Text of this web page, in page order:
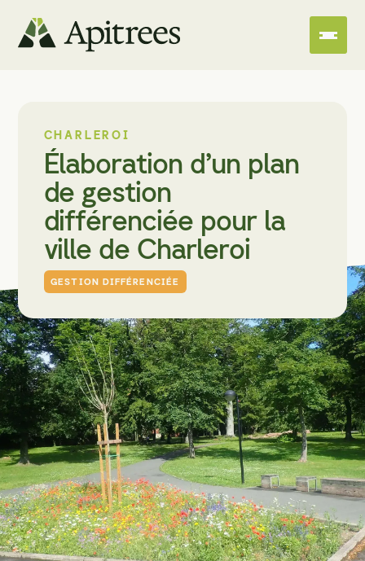
CHARLEROI
Élaboration d’un plan
de gestion
différenciée pour la
ville de Charleroi
GESTION DIFFÉRENCIÉE